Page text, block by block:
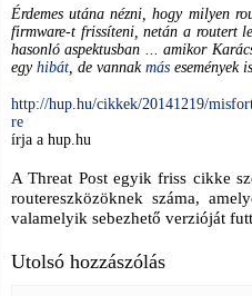
Érdemes utána nézni, hogy milyen
firmware-t frissíteni, netán a routert
hasonló aspektusban ... amikor
egy hibát, de vannak más események
http://hup.hu/cikkek/20141219/
re
írja a hup.hu
A Threat Post egyik friss cikke
routereszközöknek száma,
valamelyik sebezhető verzióját
Utolsó hozzászólás